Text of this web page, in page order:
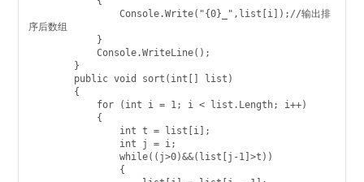
                Console.Write("{0}_",list[i]);//输出排
序后数组
            Console.WriteLine();
                while((j>0)&&(list[j-1]>t))